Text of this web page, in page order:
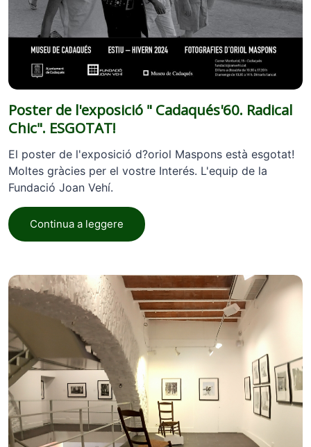
Poster de l'exposició " Cadaqués'60. Radical
Chic". ESGOTAT!
El poster de l'exposició d?oriol Maspons està esgotat!
Moltes gràcies per el vostre Interés. L'equip de la
Fundació Joan Vehí.
Continua a leggere